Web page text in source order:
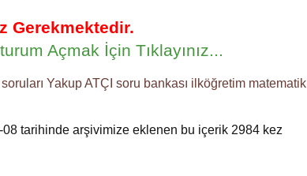
Gerekmektedir.
Açmak İçin Tıklayınız...
Yakup ATÇI soru bankası ilköğretim matematik
08 tarihinde arşivimize eklenen bu içerik 2984 kez